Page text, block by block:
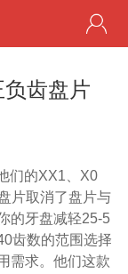
齿盘片
们的XX1、X0
片取消了盘片与
的牙盘减轻25-5
齿数的范围选择
需求。他们这款